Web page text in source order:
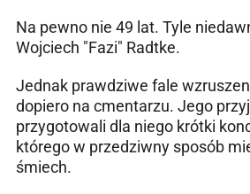
Na pewno nie 49 lat. Tyle
Wojciech "Fazi" Radtke.
Jednak prawdziwe fale
dopiero na cmentarzu. Jego
przygotowali dla niego krótki
którego w przedziwny sposób
śmiech.